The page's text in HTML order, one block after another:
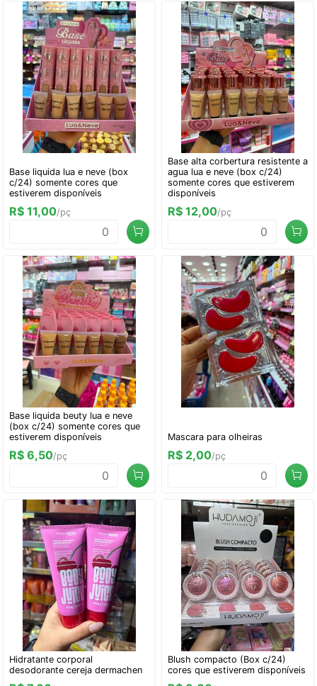
Base liquida lua e neve (box
c/24) somente cores que
estiverem disponíveis
R$ 11,00/pç
Base alta corbertura resistente a
agua lua e neve (box c/24)
somente cores que estiverem
disponíveis
R$ 12,00/pç
Base liquida beuty lua e neve
(box c/24) somente cores que
estiverem disponíveis
R$ 6,50/pç
Mascara para olheiras
R$ 2,00/pç
Hidratante corporal
desodorante cereja dermachen
Blush compacto (Box c/24)
cores que estiverem disponíveis